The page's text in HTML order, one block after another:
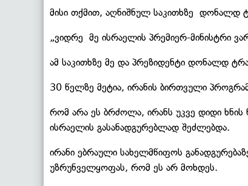
მისი თქმით, აღნიშნულ საკითხზე დონალდ
„ვიდრე მე ისრაელის პრემიერ-მინისტრი
ამ საკითხზე მე და პრეზიდენტი დონალდ
30 წელზე მეტია, ირანის ბირთვული
რომ არა ეს ბრძოლა, ირანს უკვე დიდი ხნის
ისრაელის გასანადგურებლად შეძლებდა.
ირანი ებრაული სახელმწიფოს
უზრუნველყოფას, რომ ეს არ მოხდეს.